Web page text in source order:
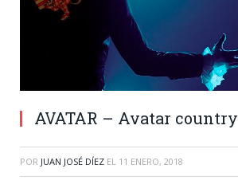
AVATAR – Avatar country
POR JUAN JOSÉ DÍEZ EL 11 ENERO, 2018